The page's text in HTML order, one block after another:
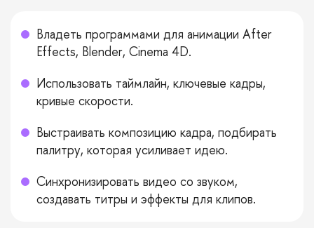
Владеть программами для анимации After
Effects, Blender, Cinema 4D.
Использовать таймлайн, ключевые кадры,
кривые скорости.
Выстраивать композицию кадра, подбирать
палитру, которая усиливает идею.
Синхронизировать видео со звуком,
создавать титры и эффекты для клипов.